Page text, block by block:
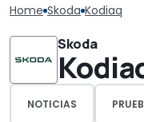
Home Skoda Kodiaq
Skoda
NOTICIAS